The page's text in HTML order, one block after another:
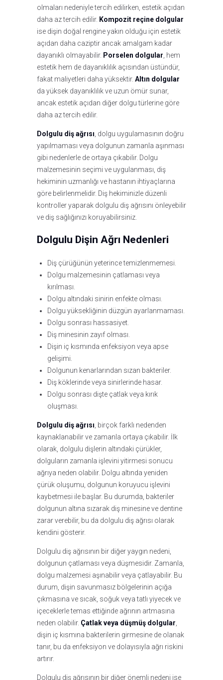
olmaları nedeniyle tercih edilirken, estetik açıdan
daha az tercih edilir. Kompozit reçine dolgular
ise dişin doğal rengine yakın olduğu için estetik
açıdan daha caziptir ancak amalgam kadar
dayanıklı olmayabilir. Porselen dolgular , hem
estetik hem de dayanıklılık açısından üstündür,
fakat maliyetleri daha yüksektir. Altın dolgular
da yüksek dayanıklılık ve uzun ömür sunar,
ancak estetik açıdan diğer dolgu türlerine göre
daha az tercih edilir.
Dolgulu diş ağrısı , dolgu uygulamasının doğru
yapılmaması veya dolgunun zamanla aşınması
gibi nedenlerle de ortaya çıkabilir. Dolgu
malzemesinin seçimi ve uygulanması, diş
hekiminin uzmanlığı ve hastanın ihtiyaçlarına
göre belirlenmelidir. Diş hekiminizle düzenli
kontroller yaparak dolgulu diş ağrısını önleyebilir
ve diş sağlığınızı koruyabilirsiniz.
Dolgulu Dişin Ağrı Nedenleri
Diş çürüğünün yeterince temizlenmemesi.
Dolgu malzemesinin çatlaması veya
kırılması.
Dolgu altındaki sinirin enfekte olması.
Dolgu yüksekliğinin düzgün ayarlanmaması.
Dolgu sonrası hassasiyet.
Diş minesinin zayıf olması.
Dişin iç kısmında enfeksiyon veya apse
gelişimi.
Dolgunun kenarlarından sızan bakteriler.
Diş köklerinde veya sinirlerinde hasar.
Dolgu sonrası dişte çatlak veya kırık
oluşması.
Dolgulu diş ağrısı , birçok farklı nedenden
kaynaklanabilir ve zamanla ortaya çıkabilir. İlk
olarak, dolgulu dişlerin altındaki çürükler,
dolguların zamanla işlevini yitirmesi sonucu
ağrıya neden olabilir. Dolgu altında yeniden
çürük oluşumu, dolgunun koruyucu işlevini
kaybetmesi ile başlar. Bu durumda, bakteriler
dolgunun altına sızarak diş minesine ve dentine
zarar verebilir, bu da dolgulu diş ağrısı olarak
kendini gösterir.
Dolgulu diş ağrısının bir diğer yaygın nedeni,
dolgunun çatlaması veya düşmesidir. Zamanla,
dolgu malzemesi aşınabilir veya çatlayabilir. Bu
durum, dişin savunmasız bölgelerinin açığa
çıkmasına ve sıcak, soğuk veya tatlı yiyecek ve
içeceklerle temas ettiğinde ağrının artmasına
neden olabilir. Çatlak veya düşmüş dolgular
dişin iç kısmına bakterilerin girmesine de olanak
tanır, bu da enfeksiyon ve dolayısıyla ağrı riskini
artırır.
Dolgulu diş ağrısının bir diğer önemli nedeni ise